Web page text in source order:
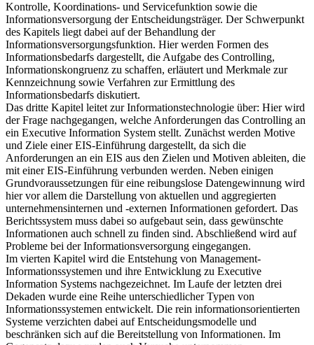
Kontrolle, Koordinations- und Servicefunktion sowie die
Informationsversorgung der Entscheidungsträger. Der Schwerpunkt
des Kapitels liegt dabei auf der Behandlung der
Informationsversorgungsfunktion. Hier werden Formen des
Informationsbedarfs dargestellt, die Aufgabe des Controlling,
Informationskongruenz zu schaffen, erläutert und Merkmale zur
Kennzeichnung sowie Verfahren zur Ermittlung des
Informationsbedarfs diskutiert.
Das dritte Kapitel leitet zur Informationstechnologie über: Hier wird
der Frage nachgegangen, welche Anforderungen das Controlling an
ein Executive Information System stellt. Zunächst werden Motive
und Ziele einer EIS-Einführung dargestellt, da sich die
Anforderungen an ein EIS aus den Zielen und Motiven ableiten, die
mit einer EIS-Einführung verbunden werden. Neben einigen
Grundvoraussetzungen für eine reibungslose Datengewinnung wird
hier vor allem die Darstellung von aktuellen und aggregierten
unternehmensinternen und -externen Informationen gefordert. Das
Berichtssystem muss dabei so aufgebaut sein, dass gewünschte
Informationen auch schnell zu finden sind. Abschließend wird auf
Probleme bei der Informationsversorgung eingegangen.
Im vierten Kapitel wird die Entstehung von Management-
Informationssystemen und ihre Entwicklung zu Executive
Information Systems nachgezeichnet. Im Laufe der letzten drei
Dekaden wurde eine Reihe unterschiedlicher Typen von
Informationssystemen entwickelt. Die rein informationsorientierten
Systeme verzichten dabei auf Entscheidungsmodelle und
beschränken sich auf die Bereitstellung von Informationen. Im